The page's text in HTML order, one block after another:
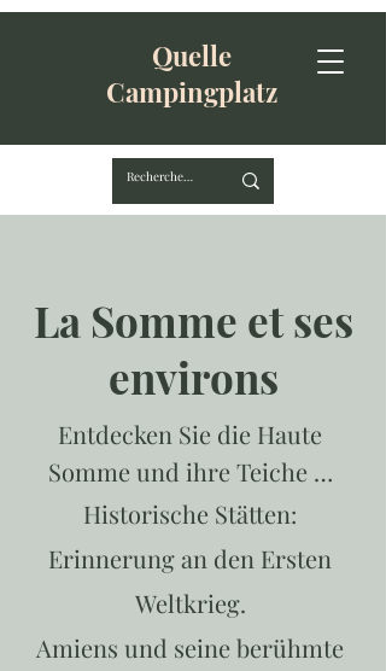
Quelle
Campingplatz
La Somme et ses
environs
Entdecken Sie die Haute
Somme und ihre Teiche …
Historische Stätten:
Erinnerung an den Ersten
Weltkrieg.
Amiens und seine berühmte